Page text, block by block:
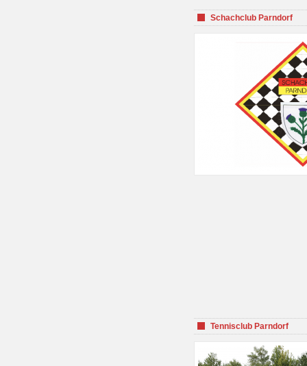
Schachclub Parndorf
Tennisclub Parndorf